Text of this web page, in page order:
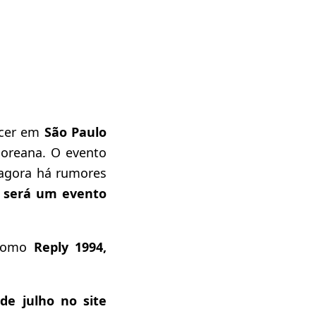
em São Paulo
O evento
há rumores
será um evento
Reply 1994,
julho no site